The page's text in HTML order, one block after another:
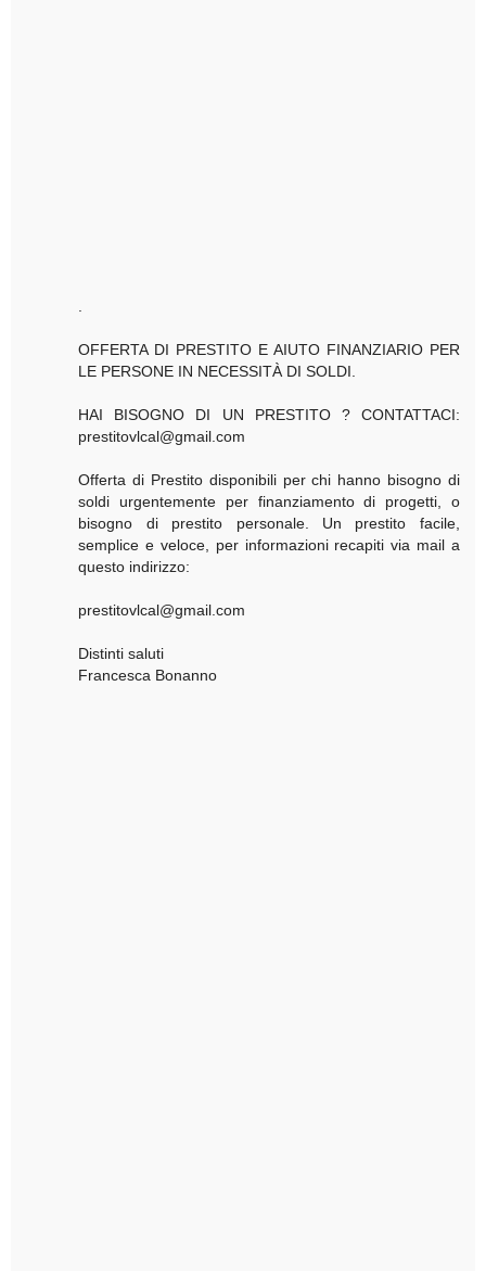
OFFERTA DI PRESTITO E AIUTO FINANZIARIO PER
LE PERSONE IN NECESSITÀ DI SOLDI.
HAI BISOGNO DI UN PRESTITO ? CONTATTACI:
prestitovlcal@gmail.com
Offerta di Prestito disponibili per chi hanno bisogno di
soldi urgentemente per finanziamento di progetti, o
bisogno di prestito personale. Un prestito facile,
semplice e veloce, per informazioni recapiti via mail a
questo indirizzo:
prestitovlcal@gmail.com
Distinti saluti
Francesca Bonanno